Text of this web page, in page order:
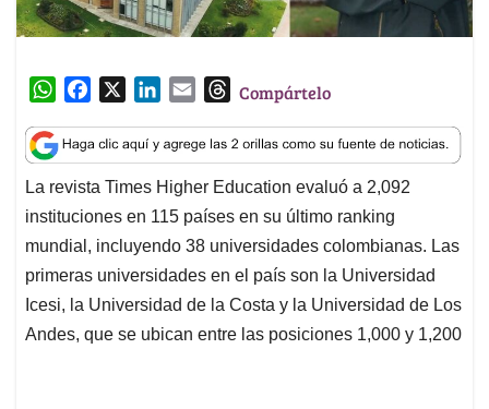
W
a
t
s
A
p
p
c
e
b
o
o
k
n
k
e
d
I
n
a
i
l
T
r
e
a
d
s
Compártelo
La revista Times Higher Education evaluó a 2,092
instituciones en 115 países en su último ranking
mundial, incluyendo 38 universidades colombianas. Las
primeras universidades en el país son la Universidad
Icesi, la Universidad de la Costa y la Universidad de Los
Andes, que se ubican entre las posiciones 1,000 y 1,200